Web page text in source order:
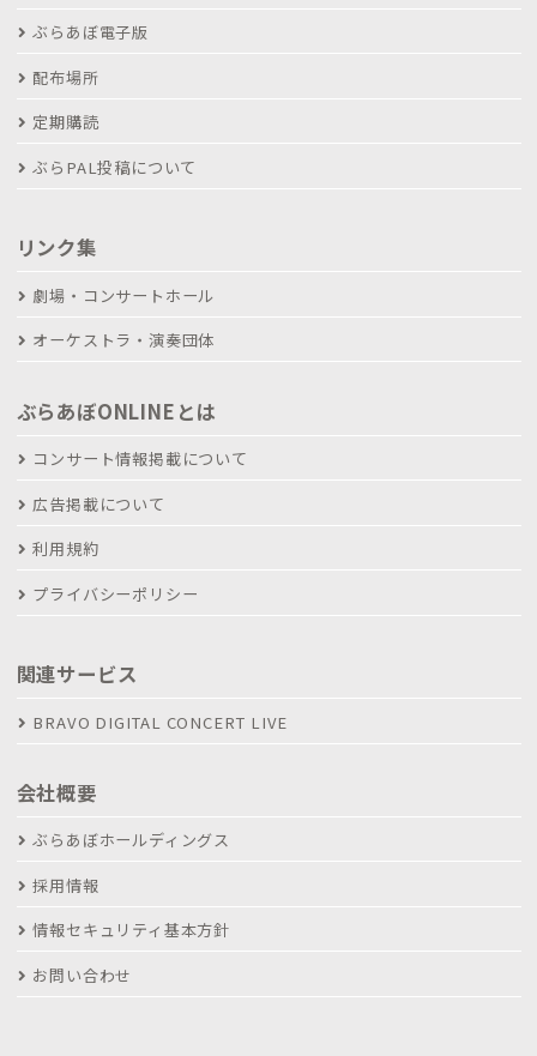
ぶらあぼ電子版
配布場所
定期購読
ぶらPAL投稿について
リンク集
劇場・コンサートホール
オーケストラ・演奏団体
ぶらあぼONLINEとは
コンサート情報掲載について
広告掲載について
利用規約
プライバシーポリシー
関連サービス
BRAVO DIGITAL CONCERT LIVE
会社概要
ぶらあぼホールディングス
採用情報
情報セキュリティ基本方針
お問い合わせ